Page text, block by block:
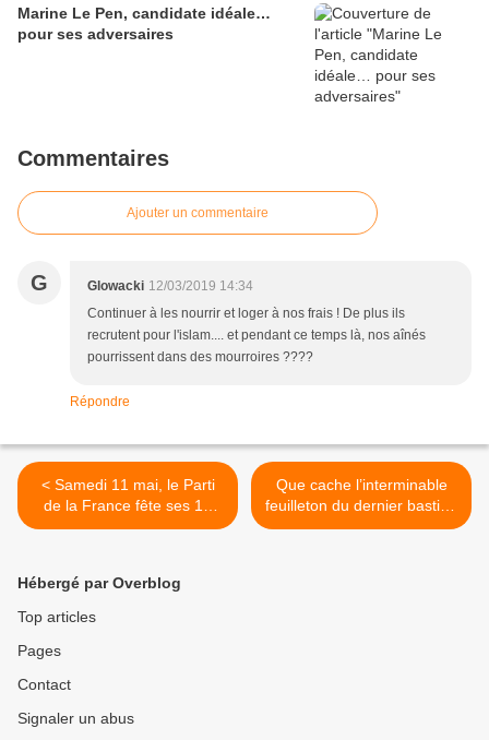
Marine Le Pen, candidate idéale…
pour ses adversaires
Commentaires
Ajouter un commentaire
G Glowacki 12/03/2019 14:34
Continuer à les nourrir et loger à nos frais ! De plus ils
recrutent pour l'islam.... et pendant ce temps là, nos aînés
pourrissent dans des mourroires ????
Répondre
< Samedi 11 mai, le Parti
de la France fête ses 10
ans à Paris !
Que cache l’interminable
feuilleton du dernier bastion
de Daech en Syrie ? >
Hébergé par Overblog
Top articles
Pages
Contact
Signaler un abus